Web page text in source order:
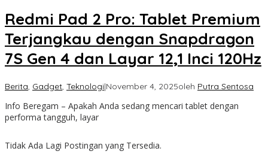
Redmi Pad 2 Pro: Tablet Premium
Terjangkau dengan Snapdragon
7S Gen 4 dan Layar 12,1 Inci 120Hz
Berita, Gadget, Teknologi|November 4, 2025oleh Putra Sentosa
Info Beregam – Apakah Anda sedang mencari tablet dengan
performa tangguh, layar
Tidak Ada Lagi Postingan yang Tersedia.